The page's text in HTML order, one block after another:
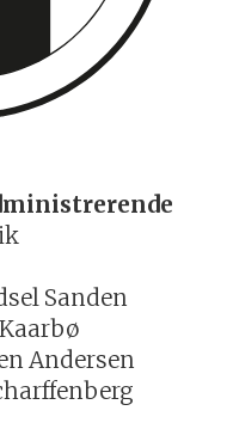
Sanden
Andersen